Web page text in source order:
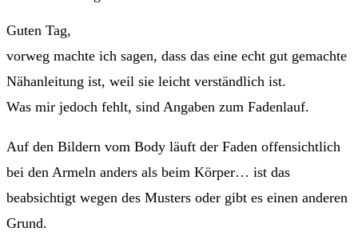
Guten Tag,
vorweg machte ich sagen, dass das eine echt gut gemachte
Nähanleitung ist, weil sie leicht verständlich ist.
Was mir jedoch fehlt, sind Angaben zum Fadenlauf.
Auf den Bildern vom Body läuft der Faden offensichtlich
bei den Armeln anders als beim Körper… ist das
beabsichtigt wegen des Musters oder gibt es einen anderen
Grund.